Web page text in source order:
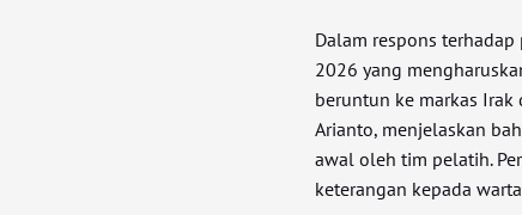
Dalam respons
2026 yang
beruntun ke markas Irak
Arianto, menjelaskan
awal oleh tim pelatih.
keterangan kepada